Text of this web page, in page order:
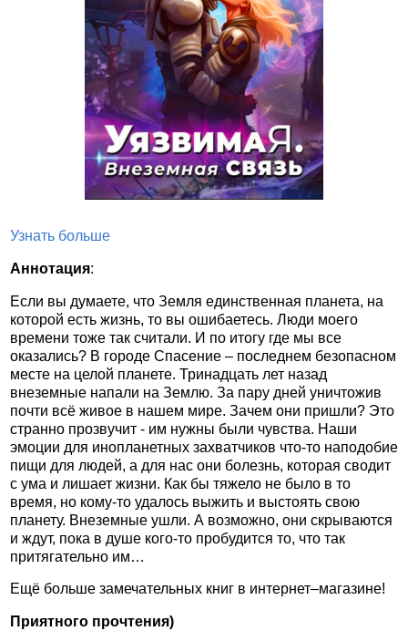
Узнать больше
Аннотация:
Если вы думаете, что Земля единственная планета, на
которой есть жизнь, то вы ошибаетесь. Люди моего
времени тоже так считали. И по итогу где мы все
оказались? В городе Спасение – последнем безопасном
месте на целой планете. Тринадцать лет назад
внеземные напали на Землю. За пару дней уничтожив
почти всё живое в нашем мире. Зачем они пришли? Это
странно прозвучит - им нужны были чувства. Наши
эмоции для инопланетных захватчиков что-то наподобие
пищи для людей, а для нас они болезнь, которая сводит
с ума и лишает жизни. Как бы тяжело не было в то
время, но кому-то удалось выжить и выстоять свою
планету. Внеземные ушли. А возможно, они скрываются
и ждут, пока в душе кого-то пробудится то, что так
притягательно им…
Ещё больше замечательных книг в интернет–магазине!
Приятного прочтения)